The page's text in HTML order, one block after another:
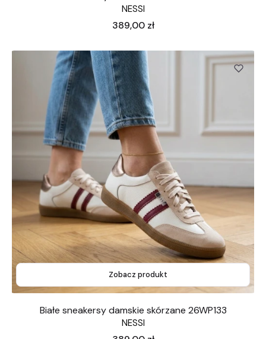
NESSI
Cena
389,00 zł
Zobacz produkt
Białe sneakersy damskie skórzane 26WP133
NESSI